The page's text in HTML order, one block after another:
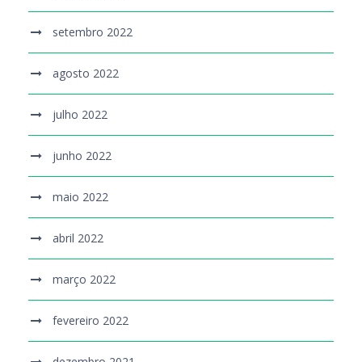
setembro 2022
agosto 2022
julho 2022
junho 2022
maio 2022
abril 2022
março 2022
fevereiro 2022